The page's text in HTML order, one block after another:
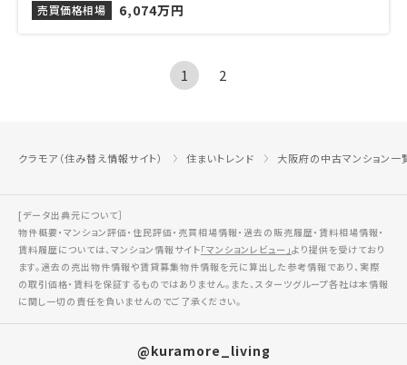
売買価格相場
6,074万円
1 2
クラモア（住み替え情報サイト） 住まいトレンド 大阪府の中古マンション一
[データ出典元について］
物件概要・マンション評価・住民評価・売買相場情報・過去の販売履歴・賃料相場情報・
賃料履歴については、マンション情報サイト「マンションレビュー」より提供を受けており
ます。過去の売出物件情報や賃貸募集物件情報を元に算出した参考情報であり、実際
の取引価格・賃料を保証するものではありません。また、スターツグループ各社は本情報
に関し一切の責任を負いませんのでご了承ください。
@kuramore_living